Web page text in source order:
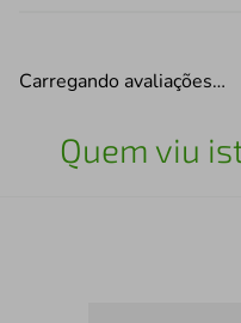
Carregando avaliações…
Quem viu